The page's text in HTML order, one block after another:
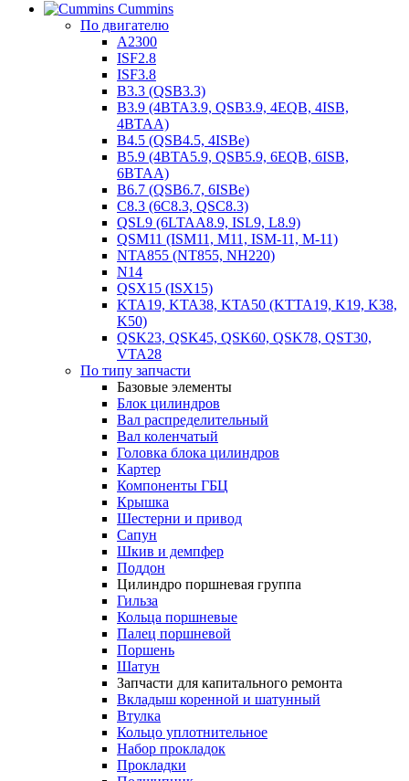
Cummins
По двигателю
A2300
ISF2.8
ISF3.8
B3.3 (QSB3.3)
B3.9 (4BTA3.9, QSB3.9, 4EQB, 4ISB,
4BTAA)
B4.5 (QSB4.5, 4ISBe)
B5.9 (4BTA5.9, QSB5.9, 6EQB, 6ISB,
6BTAA)
B6.7 (QSB6.7, 6ISBe)
C8.3 (6C8.3, QSC8.3)
QSL9 (6LTAA8.9, ISL9, L8.9)
QSM11 (ISM11, M11, ISM-11, M-11)
NTA855 (NT855, NH220)
N14
QSX15 (ISX15)
KTA19, KTA38, KTA50 (KTTA19, K19, K38,
K50)
QSK23, QSK45, QSK60, QSK78, QST30,
VTA28
По типу запчасти
Базовые элементы
Блок цилиндров
Вал распределительный
Вал коленчатый
Головка блока цилиндров
Картер
Компоненты ГБЦ
Крышка
Шестерни и привод
Сапун
Шкив и демпфер
Поддон
Цилиндро поршневая группа
Гильза
Кольца поршневые
Палец поршневой
Поршень
Шатун
Запчасти для капитального ремонта
Вкладыш коренной и шатунный
Втулка
Кольцо уплотнительное
Набор прокладок
Прокладки